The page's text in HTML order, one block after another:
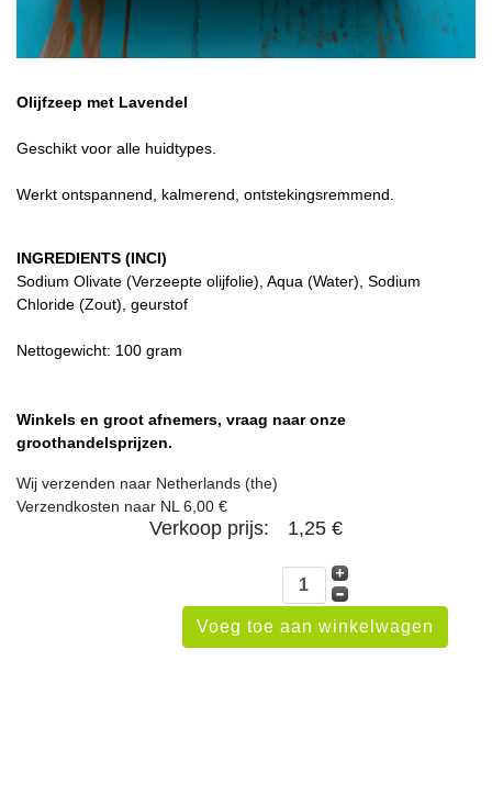
Olijfzeep met Lavendel
Geschikt voor alle huidtypes.
Werkt ontspannend, kalmerend, ontstekingsremmend.
INGREDIENTS (INCI)
Sodium Olivate (Verzeepte olijfolie), Aqua (Water), Sodium
Chloride (Zout), geurstof
Nettogewicht: 100 gram
Winkels en groot afnemers, vraag naar onze
groothandelsprijzen.
Wij verzenden naar Netherlands (the)
Verzendkosten naar NL 6,00 €
Verkoop prijs: 1,25 €